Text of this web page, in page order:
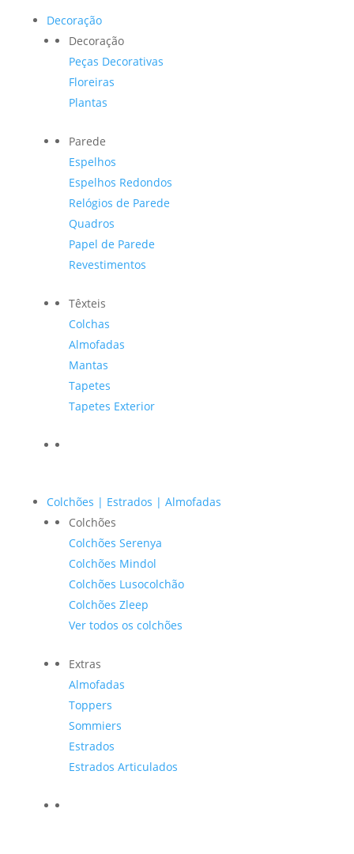
Decoração
Decoração
Peças Decorativas
Floreiras
Plantas
Parede
Espelhos
Espelhos Redondos
Relógios de Parede
Quadros
Papel de Parede
Revestimentos
Têxteis
Colchas
Almofadas
Mantas
Tapetes
Tapetes Exterior
Colchões | Estrados | Almofadas
Colchões
Colchões Serenya
Colchões Mindol
Colchões Lusocolchão
Colchões Zleep
Ver todos os colchões
Extras
Almofadas
Toppers
Sommiers
Estrados
Estrados Articulados